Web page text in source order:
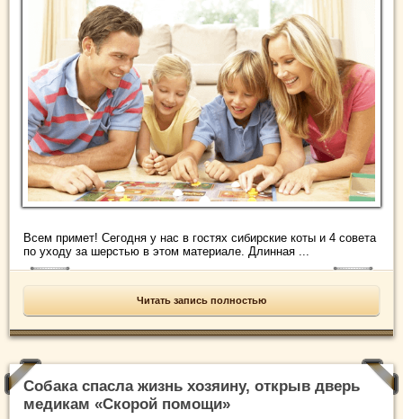
Всем примет! Сегодня у нас в гостях сибирские коты и 4 совета
по уходу за шерстью в этом материале. Длинная ...
Читать запись полностью
Собака спасла жизнь хозяину, открыв дверь
медикам «Скорой помощи»